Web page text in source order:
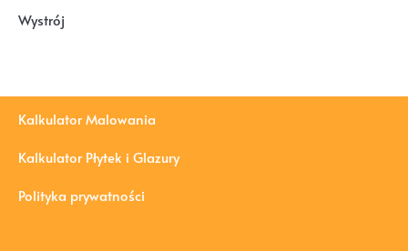
Wystrój
Kalkulator Malowania
Kalkulator Płytek i Glazury
Polityka prywatności